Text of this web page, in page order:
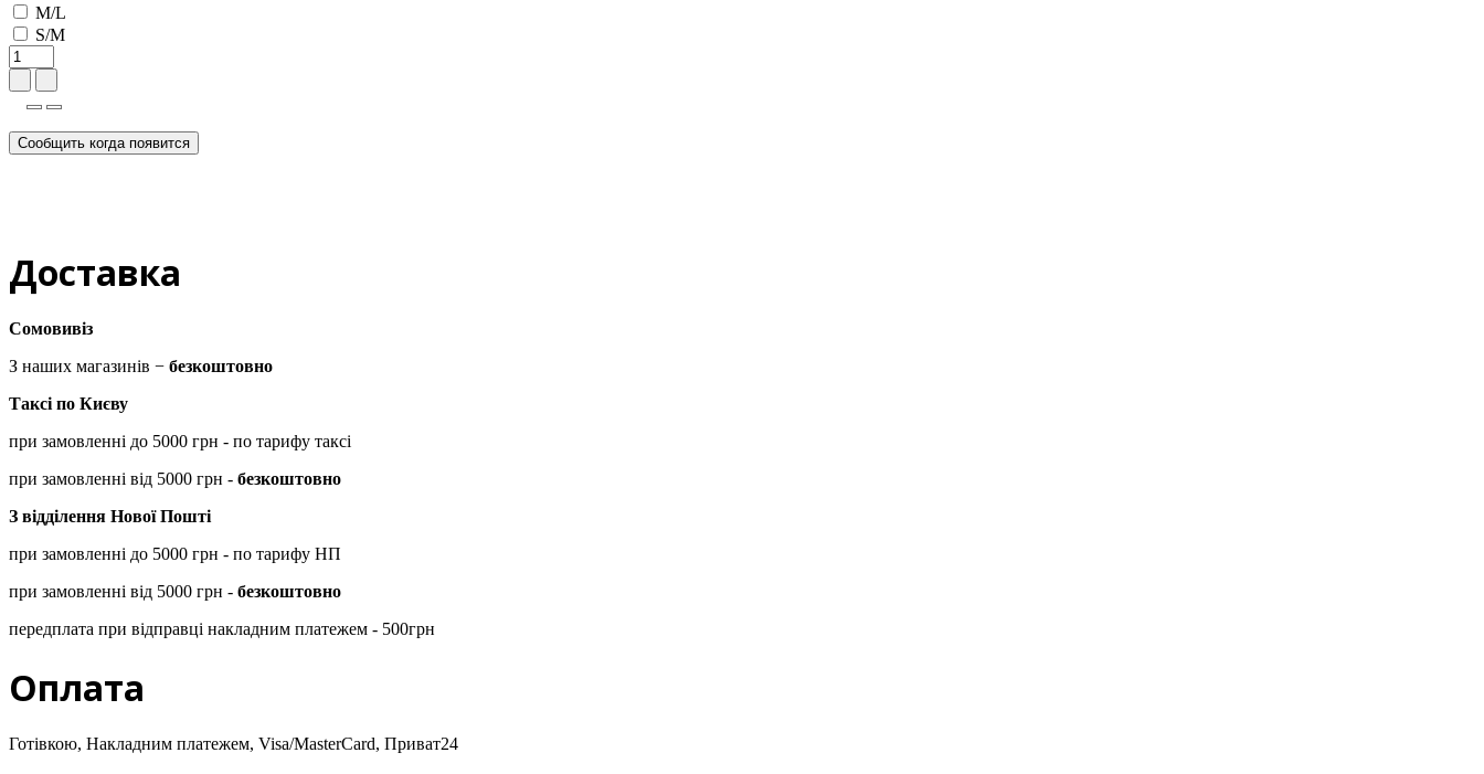
M/L
S/M
Сообщить когда появится
Доставка
Сомовивіз
З наших магазинів − безкоштовно
Таксі по Києву
при замовленні до 5000 грн - по тарифу таксі
при замовленні від 5000 грн - безкоштовно
З відділення Нової Пошті
при замовленні до 5000 грн - по тарифу НП
при замовленні від 5000 грн - безкоштовно
передплата при відправці накладним платежем - 500грн
Оплата
Готівкою, Накладним платежем, Visa/MasterCard, Приват24